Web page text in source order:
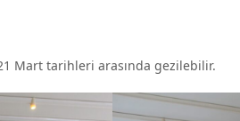
21 Mart tarihleri arasında gezilebilir.